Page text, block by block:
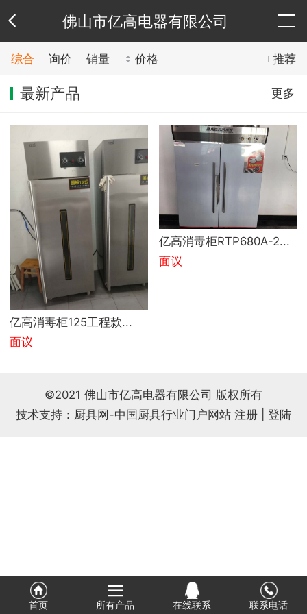
佛山市亿高电器有限公司
公
司 供
品
新
中
荣
誉
质
联
方
式
公
司
相
友
情
推荐
综合 询价 销量 价格
最新产品 更多
亿高消毒柜125工程款...
面议
亿高消毒柜RTP680A-2...
面议
©2021 佛山市亿高电器有限公司 版权所有
技术支持：厨具网-中国厨具行业门户网站 注册 登陆
首页 所有产品 在线联系 联系电话